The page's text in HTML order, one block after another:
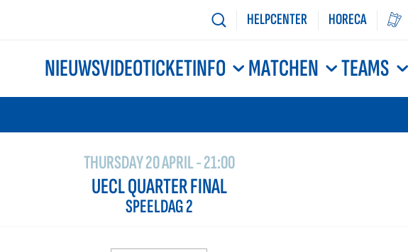
HELPCENTER HORECA
NIEUWSVIDEOTICKETINFO MATCHEN TEAMS
THURSDAY 20 APRIL - 21:00
UECL QUARTER FINAL
SPEELDAG 2